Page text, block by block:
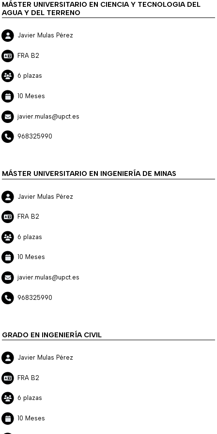
MÁSTER UNIVERSITARIO EN CIENCIA Y TECNOLOGIA DEL
AGUA Y DEL TERRENO
Javier Mulas Pérez
FRA B2
6 plazas
10 Meses
javier.mulas@upct.es
968325990
MÁSTER UNIVERSITARIO EN INGENIERÍA DE MINAS
Javier Mulas Pérez
FRA B2
6 plazas
10 Meses
javier.mulas@upct.es
968325990
GRADO EN INGENIERÍA CIVIL
Javier Mulas Pérez
FRA B2
6 plazas
10 Meses